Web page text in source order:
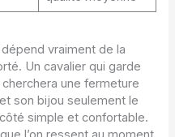
vraiment de la
Un cavalier qui garde
une fermeture
son bijou seulement le
simple et confortable.